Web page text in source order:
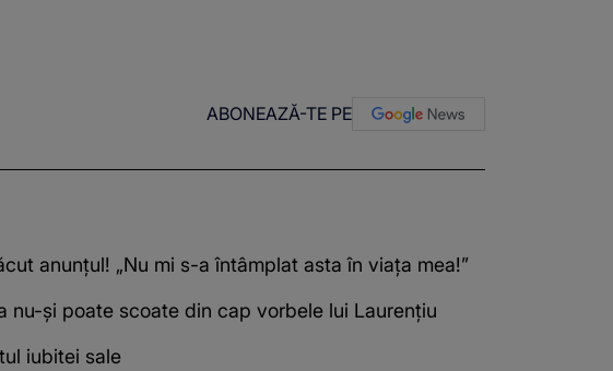
ABONEAZĂ-TE PE
anunțul! „Nu mi s-a întâmplat asta în viața mea!”
nu-și poate scoate din cap vorbele lui Laurențiu
iubitei sale